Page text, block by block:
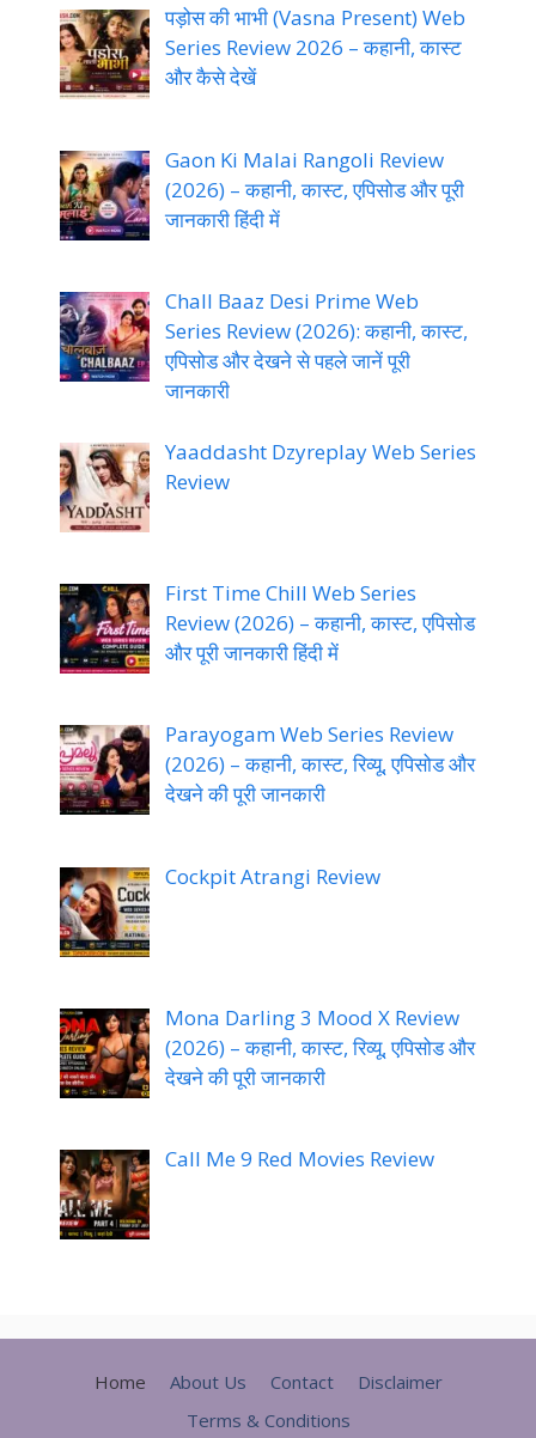
पड़ोस की भाभी (Vasna Present) Web
Series Review 2026 – कहानी, कास्ट
और कैसे देखें
Gaon Ki Malai Rangoli Review
(2026) – कहानी, कास्ट, एपिसोड और पूरी
जानकारी हिंदी में
Chall Baaz Desi Prime Web
Series Review (2026): कहानी, कास्ट,
एपिसोड और देखने से पहले जानें पूरी
जानकारी
Yaaddasht Dzyreplay Web Series
Review
First Time Chill Web Series
Review (2026) – कहानी, कास्ट, एपिसोड
और पूरी जानकारी हिंदी में
Parayogam Web Series Review
(2026) – कहानी, कास्ट, रिव्यू, एपिसोड और
देखने की पूरी जानकारी
Cockpit Atrangi Review
Mona Darling 3 Mood X Review
(2026) – कहानी, कास्ट, रिव्यू, एपिसोड और
देखने की पूरी जानकारी
Call Me 9 Red Movies Review
Home About Us Contact
Disclaimer
Terms & Conditions